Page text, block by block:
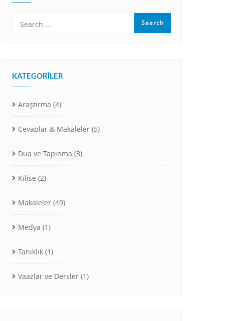
KATEGORILER
Araştırma (4)
Cevaplar & Makaleler (5)
Dua ve Tapınma (3)
Kilise (2)
Makaleler (49)
Medya (1)
Tanıklık (1)
Vaazlar ve Dersler (1)